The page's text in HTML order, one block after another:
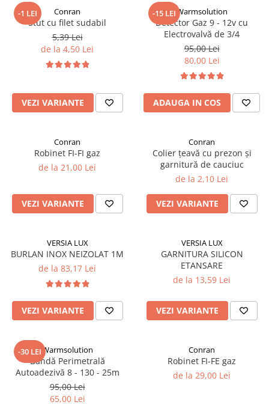
Centrală
de aluminiu
de oțel
Întreținere a instalațiilor
1 serpentină
2 serpentine
Vas de expansiune
Pompă de căldură
Aer condiționat
Ventiloconvectoare
Fitinguri
de fontă zincată
Racorduri
contoar gaz
Cutie pentru gaz
-1 LEI Conran
Stut cu filet sudabil
5,39 Lei
de la 4,50 Lei
VEZI VARIANTE
-15 LEI Warmsolution
Detector Gaz 9 - 12v cu
Electrovalvă de 3/4
95,00 Lei
80,00 Lei
ADAUGA IN COS
Conran
Robinet FI-FI gaz
de la 21,00 Lei
VEZI VARIANTE
Conran
Colier țeavă cu prezon și
garnitură de cauciuc
de la 2,10 Lei
VEZI VARIANTE
VERSIA LUX
BURLAN INOX NEIZOLAT 1M
de la 83,17 Lei
VEZI VARIANTE
VERSIA LUX
GARNITURA SILICON
ETANSARE
de la 13,59 Lei
VEZI VARIANTE
-30 LEI Warmsolution
Bandă Perimetrală
Autoadezivă 8 - 130 - 25m
95,00 Lei
65,00 Lei
Conran
Robinet FI-FE gaz
de la 29,00 Lei